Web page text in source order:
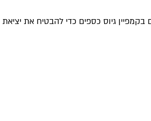
מהן לספרו החדש "לנשום". באחרונה יצא גם בקמפיין גיוס כספים כדי